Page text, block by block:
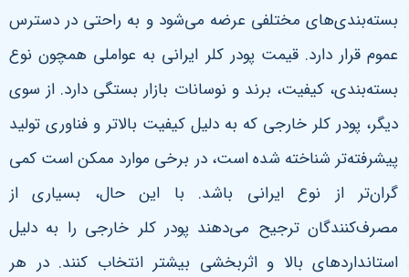
بسته‌بندی‌های مختلفی عرضه می‌شود و به راحتی در دسترس
عموم قرار دارد. قیمت پودر کلر ایرانی به عواملی همچون نوع
بسته‌بندی، کیفیت، برند و نوسانات بازار بستگی دارد. از سوی
دیگر، پودر کلر خارجی که به دلیل کیفیت بالاتر و فناوری تولید
پیشرفته‌تر شناخته شده است، در برخی موارد ممکن است کمی
گران‌تر از نوع ایرانی باشد. با این حال، بسیاری از
مصرف‌کنندگان ترجیح می‌دهند پودر کلر خارجی را به دلیل
استانداردهای بالا و اثربخشی بیشتر انتخاب کنند. در هر